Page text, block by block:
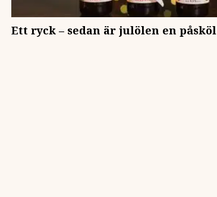
Ett ryck – sedan är julölen en påsköl